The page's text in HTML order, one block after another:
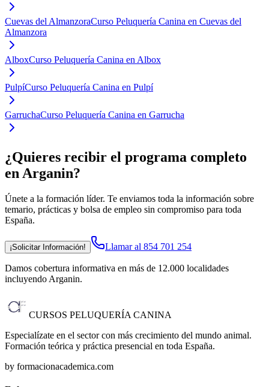
Cuevas del AlmanzoraCurso Peluquería Canina en Cuevas del
Almanzora
AlboxCurso Peluquería Canina en Albox
PulpíCurso Peluquería Canina en Pulpí
GarruchaCurso Peluquería Canina en Garrucha
¿Quieres recibir el programa completo
en Arganin?
Únete a la formación líder. Te enviamos toda la información sobre
temario, prácticas y bolsa de empleo sin compromiso para toda
España.
¡Solicitar Información! Llamar al 854 701 254
Damos cobertura informativa en más de 12.000 localidades
incluyendo Arganin.
CURSOS PELUQUERÍA CANINA
Especialízate en el sector con más crecimiento del mundo animal.
Formación teórica y práctica presencial en toda España.
by formacionacademica.com